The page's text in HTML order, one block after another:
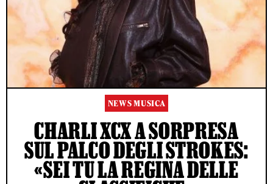
NEWS MUSICA
CHARLI XCX A SORPRESA
SUL PALCO DEGLI STROKES:
«SEI TU LA REGINA DELLE